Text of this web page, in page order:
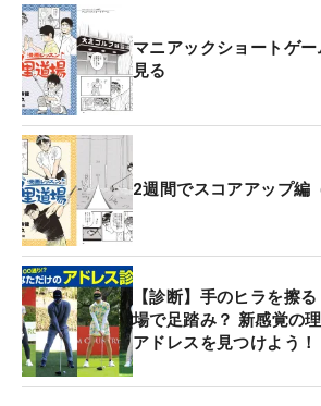
マニアックショートゲ
見る
2週間でスコアアップ編
【診断】手のヒラを擦
場で足踏み？ 新感覚の
アドレスを見つけよう！